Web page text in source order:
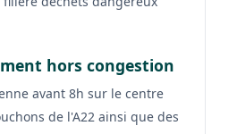
hors congestion
avant 8h sur le centre
de l'A22 ainsi que des